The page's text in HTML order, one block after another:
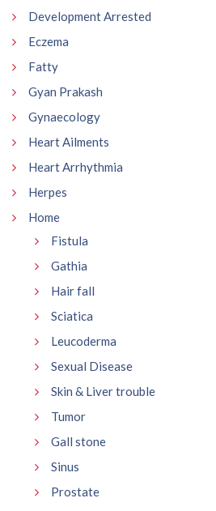
Development Arrested
Eczema
Fatty
Gyan Prakash
Gynaecology
Heart Ailments
Heart Arrhythmia
Herpes
Home
Fistula
Gathia
Hair fall
Sciatica
Leucoderma
Sexual Disease
Skin & Liver trouble
Tumor
Gall stone
Sinus
Prostate